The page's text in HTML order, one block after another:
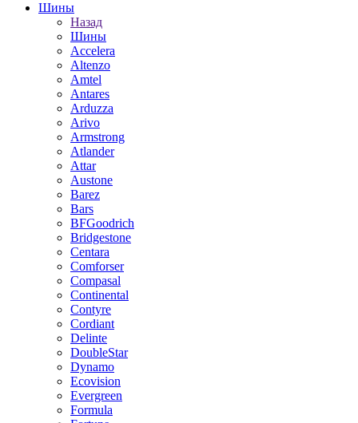
Шины
Назад
Шины
Accelera
Altenzo
Amtel
Antares
Arduzza
Arivo
Armstrong
Atlander
Attar
Austone
Barez
Bars
BFGoodrich
Bridgestone
Centara
Comforser
Compasal
Continental
Contyre
Cordiant
Delinte
DoubleStar
Dynamo
Ecovision
Evergreen
Formula